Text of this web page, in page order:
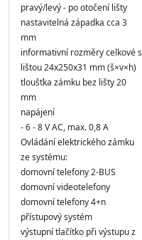
pravý/levý - po otočení lišty
nastavitelná západka cca 3
mm
informativní rozměry celkové s
lištou 24x250x31 mm (š×v×h)
tloušťka zámku bez lišty 20
mm
napájení
- 6 - 8 V AC, max. 0,8 A
Ovládání elektrického zámku
ze systému:
domovní telefony 2-BUS
domovní videotelefony
domovní telefony 4+n
přístupový systém
výstupní tlačítko při výstupu z